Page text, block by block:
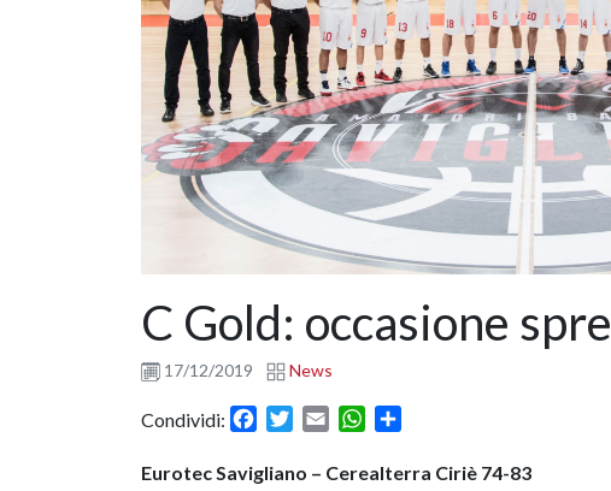
C Gold: occasione
17/12/2019 News
Condividi: FacebookTwitter
Email WhatsApp
Eurotec Savigliano – Cerealterra Ciriè 74-83